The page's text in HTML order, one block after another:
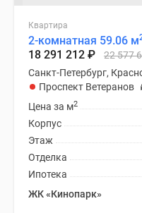
Квартира
2-комнатная 59.06 м
18 291 212 ₽ 22 577
Санкт-Петербург,
Проспект Ветеранов
Цена за м2
Корпус
Этаж
Отделка
Ипотека
ЖК «Кинопарк»